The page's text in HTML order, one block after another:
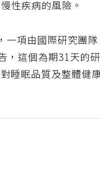
性疾病的風險。
一項由國際研究團隊
，這個為期31天的
睡眠品質及整體健